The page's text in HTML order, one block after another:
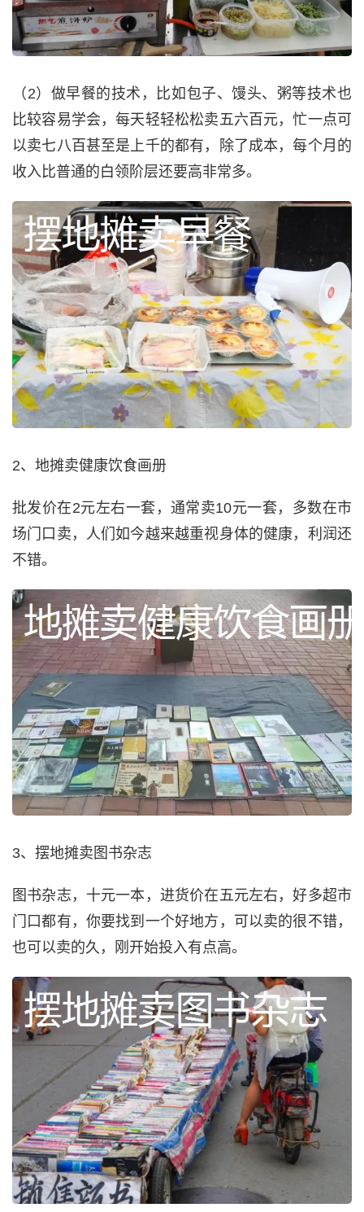
（2）做早餐的技术，比如包子、馒头、粥等技术也
比较容易学会，每天轻轻松松卖五六百元，忙一点可
以卖七八百甚至是上千的都有，除了成本，每个月的
收入比普通的白领阶层还要高非常多。
2、地摊卖健康饮食画册
批发价在2元左右一套，通常卖10元一套，多数在市
场门口卖，人们如今越来越重视身体的健康，利润还
不错。
3、摆地摊卖图书杂志
图书杂志，十元一本，进货价在五元左右，好多超市
门口都有，你要找到一个好地方，可以卖的很不错，
也可以卖的久，刚开始投入有点高。